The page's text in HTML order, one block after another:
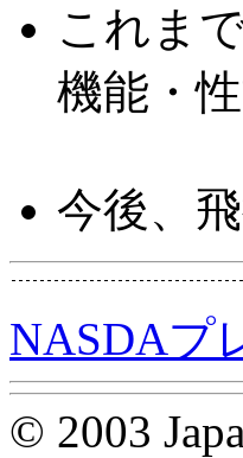
これま
機能・
今後、
NASDAプ
© 2003